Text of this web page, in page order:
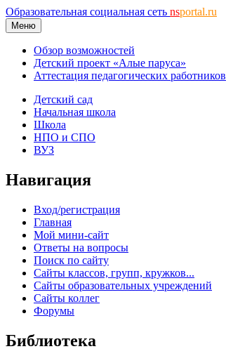
Образовательная социальная сеть nsportal.ru
Меню
Обзор возможностей
Детский проект «Алые паруса»
Аттестация педагогических работников
Детский сад
Начальная школа
Школа
НПО и СПО
ВУЗ
Навигация
Вход/регистрация
Главная
Мой мини-сайт
Ответы на вопросы
Поиск по сайту
Сайты классов, групп, кружков...
Сайты образовательных учреждений
Сайты коллег
Форумы
Библиотека